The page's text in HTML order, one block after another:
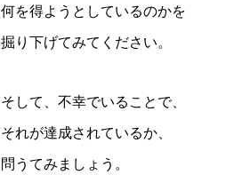
何を得ようとしているのかを
掘り下げてみてください。
そして、不幸でいることで、
それが達成されているか、
問うてみましょう。